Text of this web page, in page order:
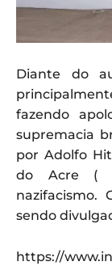
Diante do
fazendo
supremacia
por Adolfo
do Acre (
nazifacismo.
sendo
https://